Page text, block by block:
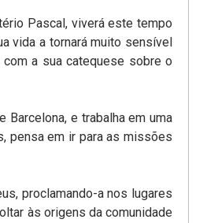
Pascal, viverá este tempo
vida a tornará muito sensível
com a sua catequese sobre o
Barcelona, e trabalha em uma
pensa em ir para as missões
proclamando-a nos lugares
às origens da comunidade